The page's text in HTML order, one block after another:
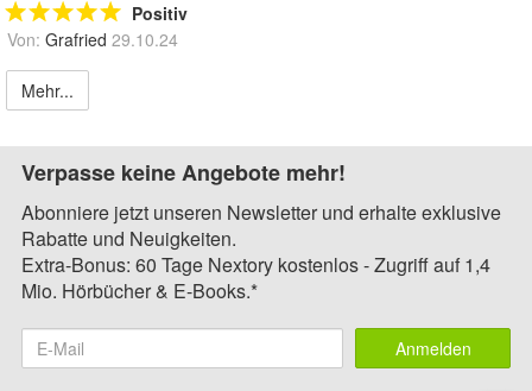
Positiv
Von: Grafried 29.10.24
Mehr...
Verpasse keine Angebote mehr!
Abonniere jetzt unseren Newsletter und erhalte exklusive
Rabatte und Neuigkeiten.
Extra-Bonus: 60 Tage Nextory kostenlos - Zugriff auf 1,4
Mio. Hörbücher & E-Books.*
Anmelden